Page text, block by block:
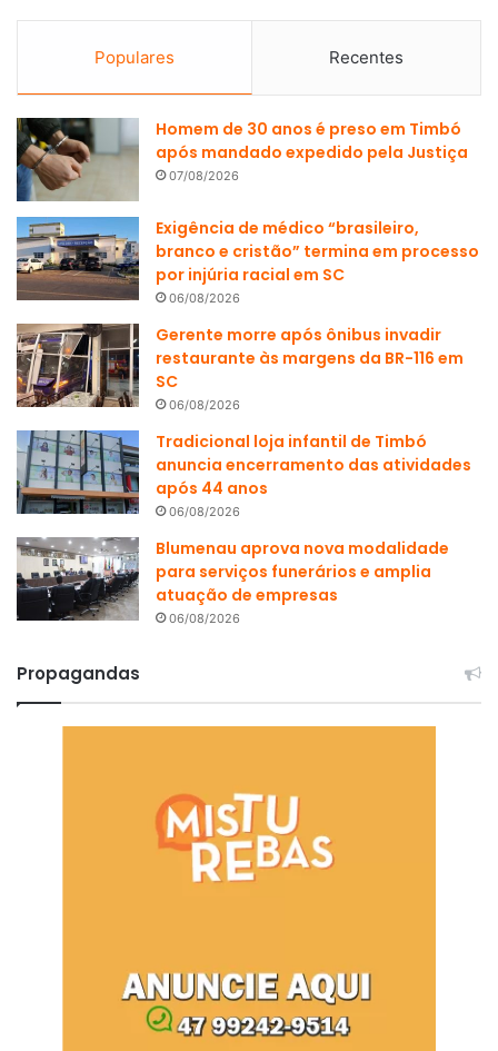
Populares Recentes
Homem de 30 anos é preso em Timbó
após mandado expedido pela Justiça
07/08/2026
Exigência de médico “brasileiro,
branco e cristão” termina em processo
por injúria racial em SC
06/08/2026
Gerente morre após ônibus invadir
restaurante às margens da BR-116 em
SC
06/08/2026
Tradicional loja infantil de Timbó
anuncia encerramento das atividades
após 44 anos
06/08/2026
Blumenau aprova nova modalidade
para serviços funerários e amplia
atuação de empresas
06/08/2026
Propagandas